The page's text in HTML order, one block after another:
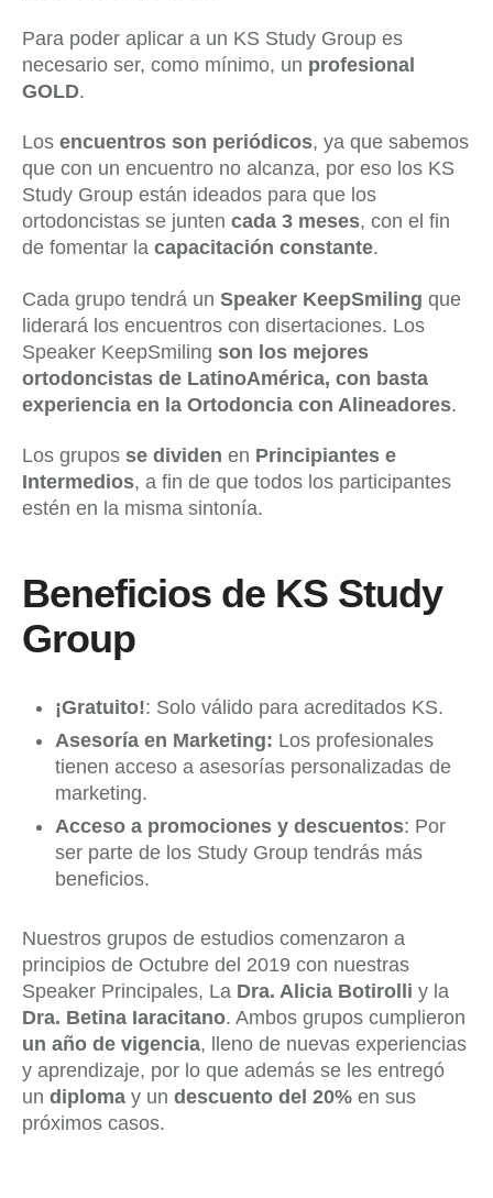
Para poder aplicar a un KS Study Group es
necesario ser, como mínimo, un profesional
GOLD.
Los encuentros son periódicos, ya que sabemos
que con un encuentro no alcanza, por eso los KS
Study Group están ideados para que los
ortodoncistas se junten cada 3 meses, con el fin
de fomentar la capacitación constante.
Cada grupo tendrá un Speaker KeepSmiling que
liderará los encuentros con disertaciones. Los
Speaker KeepSmiling son los mejores
ortodoncistas de LatinoAmérica, con basta
experiencia en la Ortodoncia con Alineadores.
Los grupos se dividen en Principiantes e
Intermedios, a fin de que todos los participantes
estén en la misma sintonía.
Beneficios de KS Study
Group
¡Gratuito!: Solo válido para acreditados KS.
Asesoría en Marketing: Los profesionales
tienen acceso a asesorías personalizadas de
marketing.
Acceso a promociones y descuentos: Por
ser parte de los Study Group tendrás más
beneficios.
Nuestros grupos de estudios comenzaron a
principios de Octubre del 2019 con nuestras
Speaker Principales, La Dra. Alicia Botirolli y la
Dra. Betina Iaracitano. Ambos grupos cumplieron
un año de vigencia, lleno de nuevas experiencias
y aprendizaje, por lo que además se les entregó
un diploma y un descuento del 20% en sus
próximos casos.